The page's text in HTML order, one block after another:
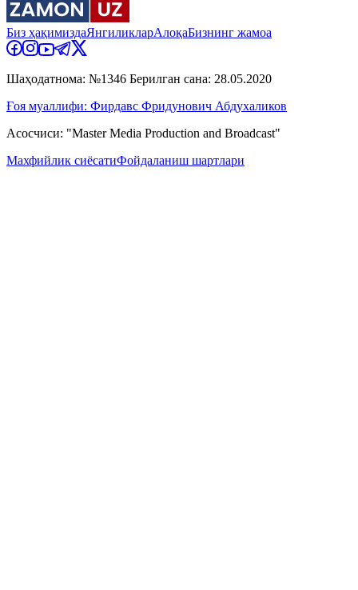
Биз ҳақимиздаЯнгиликларАлоқаБизнинг жамоа
Шаҳодатнома: №1346 Берилган сана: 28.05.2020
Ғоя муаллифи: Фирдавс Фридунович Абдухаликов
Асосчиси: "Master Media Production and Broadcast"
Махфийлик сиёсатиФойдаланиш шартлари